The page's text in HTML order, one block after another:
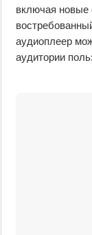
включая новые
аудиоплеер
аудитории